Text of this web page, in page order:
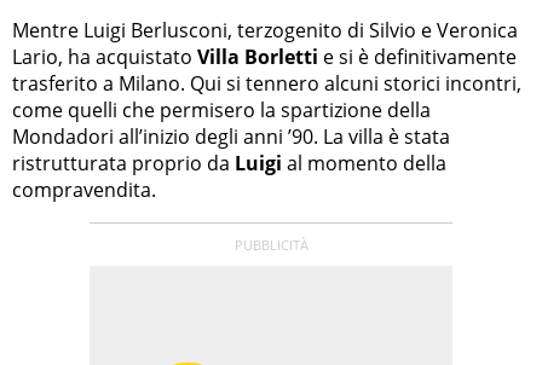
Mentre Luigi Berlusconi, terzogenito di Silvio e Veronica
Lario, ha acquistato Villa Borletti e si è definitivamente
trasferito a Milano. Qui si tennero alcuni storici incontri,
come quelli che permisero la spartizione della
Mondadori all’inizio degli anni ’90. La villa è stata
ristrutturata proprio da Luigi al momento della
compravendita.